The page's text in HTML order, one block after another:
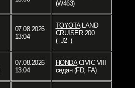
(W463)
07.08.2026
13:04
TOYOTALAND
CRUISER 200
(_J2_)
07.08.2026
13:04
HONDACIVIC VIII
седан (FD, FA)